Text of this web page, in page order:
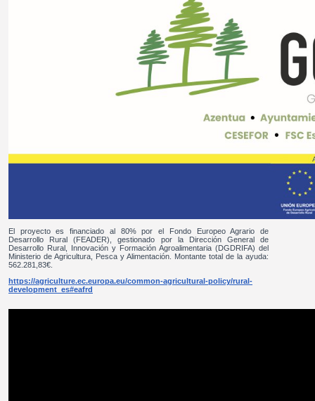
El proyecto es financiado al 80% por el Fondo Europeo Agrario de
Desarrollo Rural (FEADER), gestionado por la Dirección General de
Desarrollo Rural, Innovación y Formación Agroalimentaria (DGDRIFA) del
Ministerio de Agricultura, Pesca y Alimentación. Montante total de la ayuda:
562.281,83€.
https://agriculture.ec.europa.eu/common-agricultural-policy/rural-
development_es#eafrd